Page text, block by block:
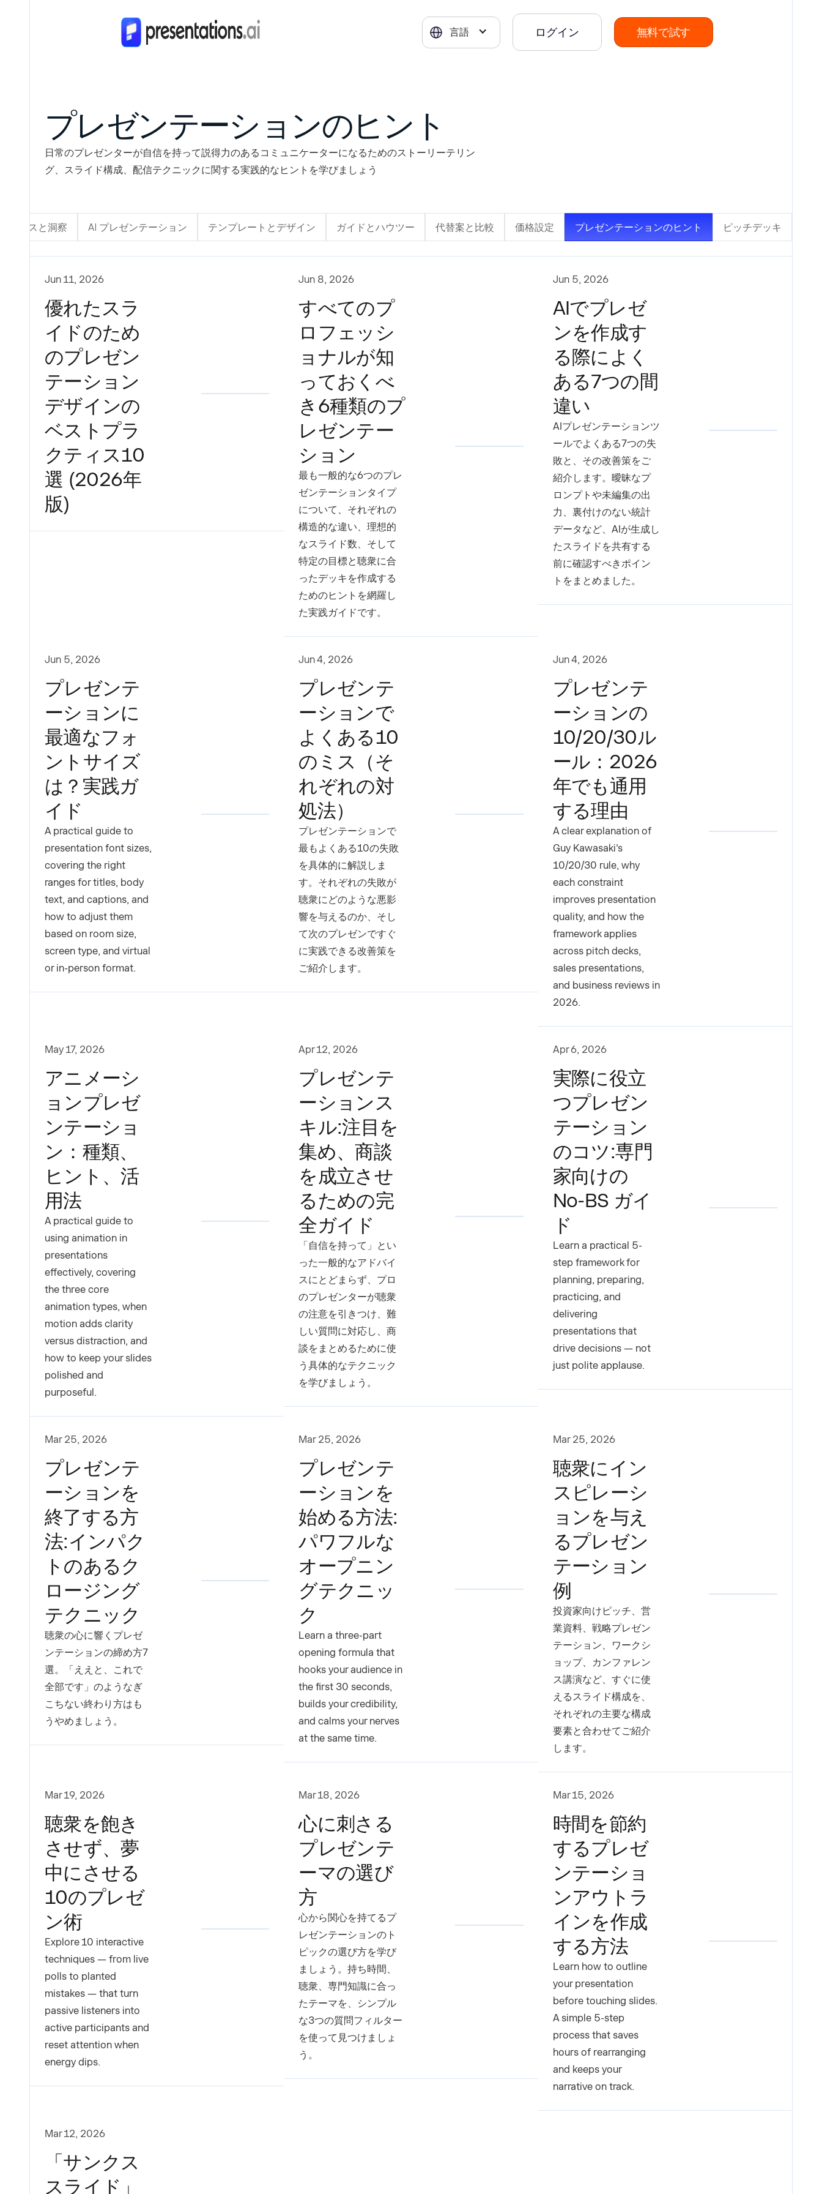
言語 ログイン 無料で試す
プレゼンテーションのヒント
日常のプレゼンターが自信を持って説得力のあるコミュニケーターになるためのストーリーテリン
グ、スライド構成、配信テクニックに関する実践的なヒントを学びましょう
ュースと洞察 AI プレゼンテーション テンプレートとデザイン ガイドとハウツー 代替案と比較 価格設定 プレゼンテーションのヒント ピッチデッキ
Jun 11, 2026
優れたスラ
イドのため
のプレゼン
テーション
デザインの
ベストプラ
クティス10
選 (2026年
版)
Jun 8, 2026
すべてのプ
ロフェッシ
ョナルが知
っておくべ
き6種類のプ
レゼンテー
ション
最も一般的な6つのプレ
ゼンテーションタイプ
について、それぞれの
構造的な違い、理想的
なスライド数、そして
特定の目標と聴衆に合
ったデッキを作成する
ためのヒントを網羅し
た実践ガイドです。
Jun 5, 2026
AIでプレゼ
ンを作成す
る際によく
ある7つの間
違い
AIプレゼンテーションツ
ールでよくある7つの失
敗と、その改善策をご
紹介します。曖昧なプ
ロンプトや未編集の出
力、裏付けのない統計
データなど、AIが生成し
たスライドを共有する
前に確認すべきポイン
トをまとめました。
Jun 5, 2026
プレゼンテ
ーションに
最適なフォ
ントサイズ
は？実践ガ
イド
A practical guide to
presentation font sizes,
covering the right
ranges for titles, body
text, and captions, and
how to adjust them
based on room size,
screen type, and virtual
or in-person format.
Jun 4, 2026
プレゼンテ
ーションで
よくある10
のミス（そ
れぞれの対
処法）
プレゼンテーションで
最もよくある10の失敗
を具体的に解説しま
す。それぞれの失敗が
聴衆にどのような悪影
響を与えるのか、そし
て次のプレゼンですぐ
に実践できる改善策を
ご紹介します。
Jun 4, 2026
プレゼンテ
ーションの
10/20/30ル
ール：2026
年でも通用
する理由
A clear explanation of
Guy Kawasaki's
10/20/30 rule, why
each constraint
improves presentation
quality, and how the
framework applies
across pitch decks,
sales presentations,
and business reviews in
2026.
May 17, 2026
アニメーシ
ョンプレゼ
ンテーショ
ン：種類、
ヒント、活
用法
A practical guide to
using animation in
presentations
effectively, covering
the three core
animation types, when
motion adds clarity
versus distraction, and
how to keep your slides
polished and
purposeful.
Apr 12, 2026
プレゼンテ
ーションス
キル:注目を
集め、商談
を成立させ
るための完
全ガイド
「自信を持って」とい
った一般的なアドバイ
スにとどまらず、プロ
のプレゼンターが聴衆
の注意を引きつけ、難
しい質問に対応し、商
談をまとめるために使
う具体的なテクニック
を学びましょう。
Apr 6, 2026
実際に役立
つプレゼン
テーション
のコツ:専門
家向けの
No-BS ガイ
ド
Learn a practical 5-
step framework for
planning, preparing,
practicing, and
delivering
presentations that
drive decisions — not
just polite applause.
Mar 25, 2026
プレゼンテ
ーションを
終了する方
法:インパク
トのあるク
ロージング
テクニック
聴衆の心に響くプレゼ
ンテーションの締め方7
選。「ええと、これで
全部です」のようなぎ
こちない終わり方はも
うやめましょう。
Mar 25, 2026
プレゼンテ
ーションを
始める方法:
パワフルな
オープニン
グテクニッ
ク
Learn a three-part
opening formula that
hooks your audience in
the first 30 seconds,
builds your credibility,
and calms your nerves
at the same time.
Mar 25, 2026
聴衆にイン
スピレーシ
ョンを与え
るプレゼン
テーション
例
投資家向けピッチ、営
業資料、戦略プレゼン
テーション、ワークシ
ョップ、カンファレン
ス講演など、すぐに使
えるスライド構成を、
それぞれの主要な構成
要素と合わせてご紹介
します。
Mar 19, 2026
聴衆を飽き
させず、夢
中にさせる
10のプレゼ
ン術
Explore 10 interactive
techniques — from live
polls to planted
mistakes — that turn
passive listeners into
active participants and
reset attention when
energy dips.
Mar 18, 2026
心に刺さる
プレゼンテ
ーマの選び
方
心から関心を持てるプ
レゼンテーションのト
ピックの選び方を学び
ましょう。持ち時間、
聴衆、専門知識に合っ
たテーマを、シンプル
な3つの質問フィルター
を使って見つけましょ
う。
Mar 15, 2026
時間を節約
するプレゼ
ンテーショ
ンアウトラ
インを作成
する方法
Learn how to outline
your presentation
before touching slides.
A simple 5-step
process that saves
hours of rearranging
and keeps your
narrative on track.
Mar 12, 2026
「サンクス
スライド」